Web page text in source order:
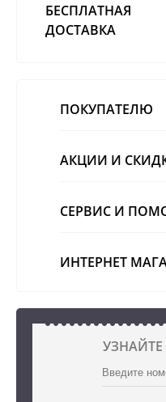
БЕСПЛАТНАЯ
ДОСТАВКА
ПОКУПАТЕЛЮ
АКЦИИ И
СЕРВИС И
ИНТЕРНЕТ
УЗНАЙТЕ